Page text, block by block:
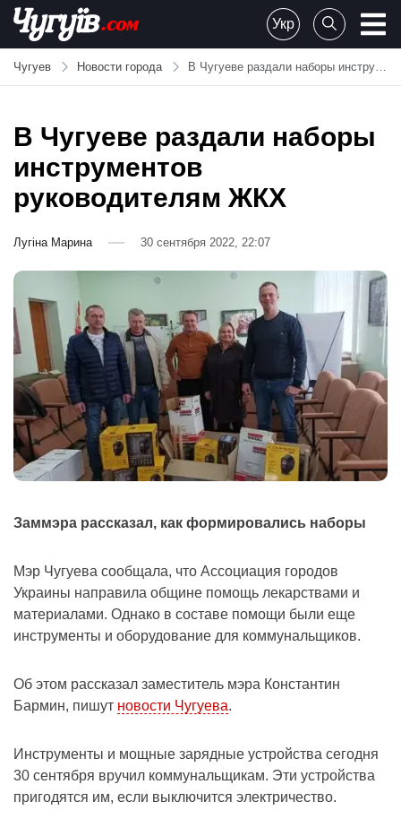
Skip
content
Chuguiv
Укр
Чугуев Новости города В Чугуеве раздали наборы инструментов руководителям ЖКХ
В Чугуеве раздали наборы
инструментов
руководителям ЖКХ
Лугіна Марина 30 сентября 2022, 22:07
Заммэра рассказал, как формировались наборы
Мэр Чугуева сообщала, что Ассоциация городов
Украины направила общине помощь лекарствами и
материалами. Однако в составе помощи были еще
инструменты и оборудование для коммунальщиков.
Об этом рассказал заместитель мэра Константин
Бармин, пишут новости Чугуева.
Инструменты и мощные зарядные устройства сегодня
30 сентября вручил коммунальщикам. Эти устройства
пригодятся им, если выключится электричество.